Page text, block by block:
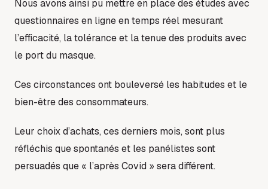
Nous avons ainsi pu mettre en place des études avec
questionnaires en ligne en temps réel mesurant
l’efficacité, la tolérance et la tenue des produits avec
le port du masque.
Ces circonstances ont bouleversé les habitudes et le
bien-être des consommateurs.
Leur choix d’achats, ces derniers mois, sont plus
réfléchis que spontanés et les panélistes sont
persuadés que « l’après Covid » sera différent.